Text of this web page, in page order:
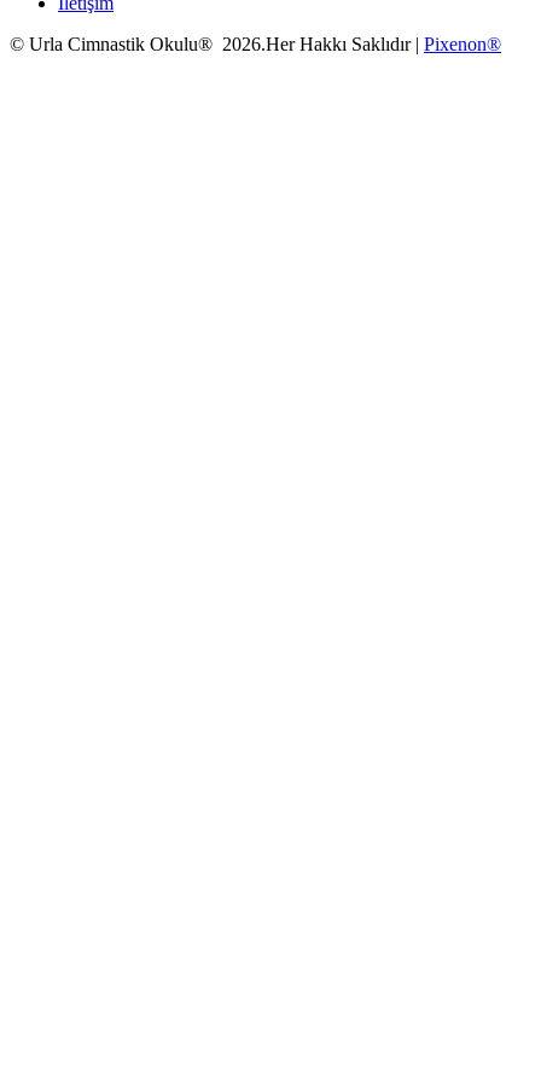
© Urla Cimnastik Okulu® 2026.Her Hakkı Saklıdır | Pixenon®